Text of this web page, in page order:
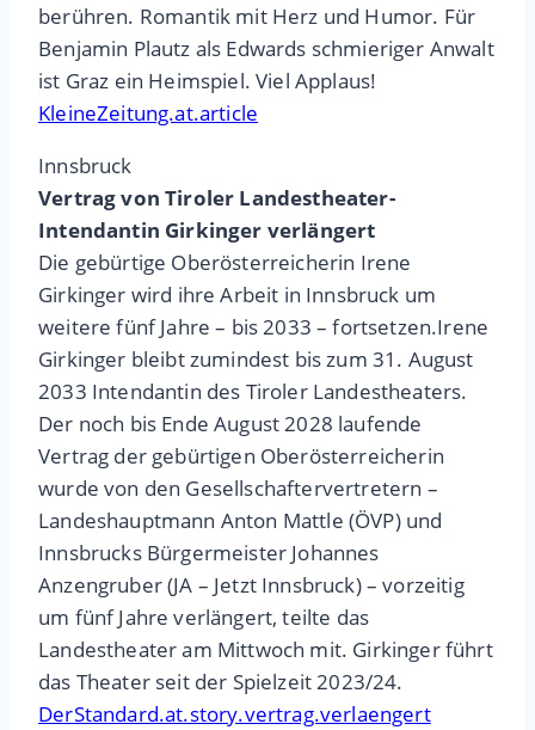
berühren. Romantik mit Herz und Humor. Für
Benjamin Plautz als Edwards schmieriger Anwalt
ist Graz ein Heimspiel. Viel Applaus!
KleineZeitung.at.article
Innsbruck
Vertrag von Tiroler Landestheater-
Intendantin Girkinger verlängert
Die gebürtige Oberösterreicherin Irene
Girkinger wird ihre Arbeit in Innsbruck um
weitere fünf Jahre – bis 2033 – fortsetzen.Irene
Girkinger bleibt zumindest bis zum 31. August
2033 Intendantin des Tiroler Landestheaters.
Der noch bis Ende August 2028 laufende
Vertrag der gebürtigen Oberösterreicherin
wurde von den Gesellschaftervertretern –
Landeshauptmann Anton Mattle (ÖVP) und
Innsbrucks Bürgermeister Johannes
Anzengruber (JA – Jetzt Innsbruck) – vorzeitig
um fünf Jahre verlängert, teilte das
Landestheater am Mittwoch mit. Girkinger führt
das Theater seit der Spielzeit 2023/24.
DerStandard.at.story.vertrag.verlaengert